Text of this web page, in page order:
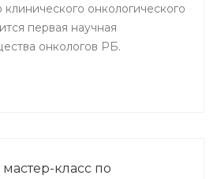
онкологического
первая научная
онкологов РБ.
класс по